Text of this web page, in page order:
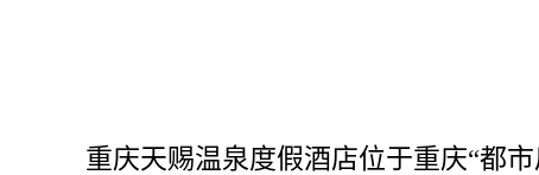
重庆天赐温泉度假酒店位于重庆“都